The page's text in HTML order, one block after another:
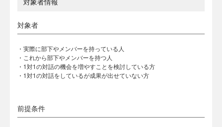
対象者
・実際に部下やメンバーを持っている人
・これから部下やメンバーを持つ人
・1対1の対話の機会を増やすことを検討している方
・1対1の対話をしているが成果が出せていない方
前提条件